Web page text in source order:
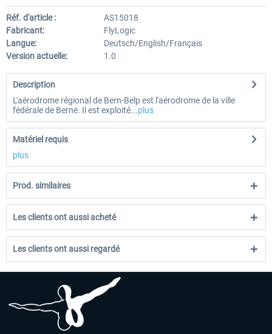
Réf. d'article :
AS15018
Fabricant:
FlyLogic
Langue:
Deutsch/English/Français
Version actuelle:
1.0
Description
L'aérodrome régional de Bern-Belp est l'aérodrome de la ville
fédérale de Berne. Il est exploité...plus
Matériel requis
plus
Prod. similaires
Les clients ont aussi acheté
Les clients ont aussi regardé